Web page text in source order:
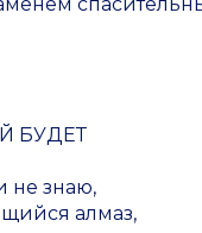
БУДЕТ
не знаю,
алмаз,